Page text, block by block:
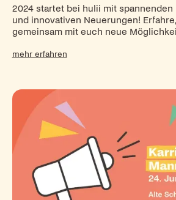
2024 startet bei hulii mit
und innovativen Neuerungen!
gemeinsam mit euch neue
mehr erfahren